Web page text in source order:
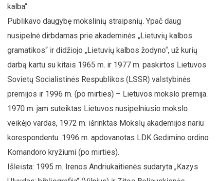
kalba“.
Publikavo daugybę mokslinių straipsnių. Ypač daug
nusipelnė dirbdamas prie akademinės „Lietuvių kalbos
gramatikos“ ir didžiojo „Lietuvių kalbos žodyno“, už kurių
darbą kartu su kitais 1965 m. ir 1977 m. paskirtos Lietuvos
Sovietų Socialistinės Respublikos (LSSR) valstybinės
premijos ir 1996 m. (po mirties) – Lietuvos mokslo premija.
1970 m. jam suteiktas Lietuvos nusipelniusio mokslo
veikėjo vardas, 1972 m. išrinktas Mokslų akademijos nariu
korespondentu. 1996 m. apdovanotas LDK Gedimino ordino
Komandoro kryžiumi (po mirties).
Išleista: 1995 m. Irenos Andriukaitienės sudaryta „Kazys